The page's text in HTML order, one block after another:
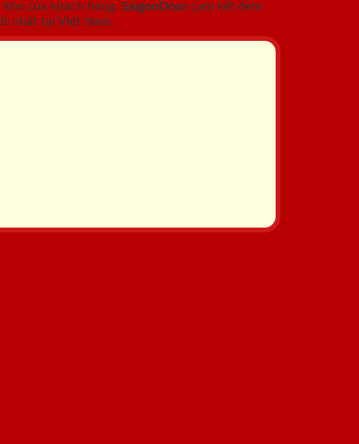
của khách hàng. SaigonDoor cam kết đem
nhất tại Việt Nam.